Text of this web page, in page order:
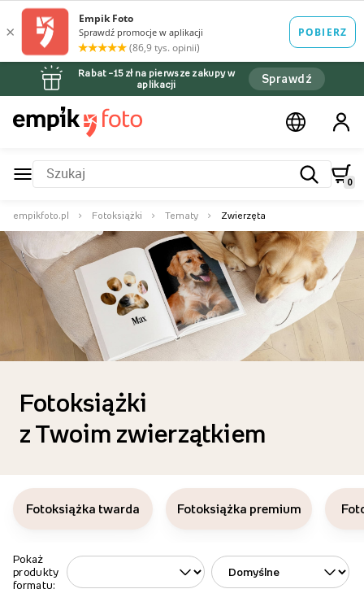
Rabat –15 zł na pierwsze zakupy w
aplikacji
Sprawdź
0
empikfoto.pl Fotoksiążki Tematy Zwierzęta
Fotoksiążki
z Twoim zwierzątkiem
Fotoksiążka twarda Fotoksiążka premium
Pokaż
produkty
formatu: